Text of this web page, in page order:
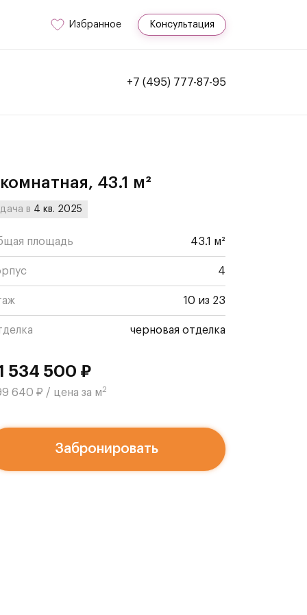
Избранное Консультация
+7 (495) 777-87-95
43.1 м²
в 4 кв. 2025
площадь 43.1 м²
4
10 из 23
черновая отделка
534 500 ₽
640 ₽ / цена за м2
Забронировать